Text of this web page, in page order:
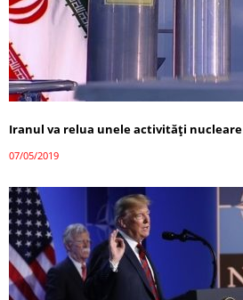
Iranul va relua unele activităţi nucleare
07/05/2019